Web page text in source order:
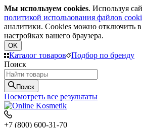
Мы используем cookies. Используя
политикой использования файлов
аналитики. Cookies можно отключить
настройках вашего браузера.
OK
Каталог товаров
Подбор по бренду
Поиск
Поиск
Посмотреть все результаты
+7 (800) 600-31-70